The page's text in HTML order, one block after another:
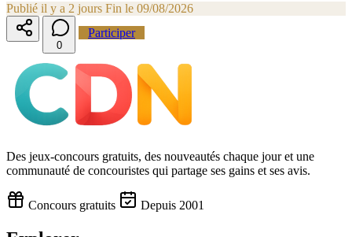
Publié il y a 2 jours Fin le 09/08/2026
0
Participer
Des jeux-concours gratuits, des nouveautés chaque jour et une
communauté de concouristes qui partage ses gains et ses avis.
Concours gratuits Depuis 2001